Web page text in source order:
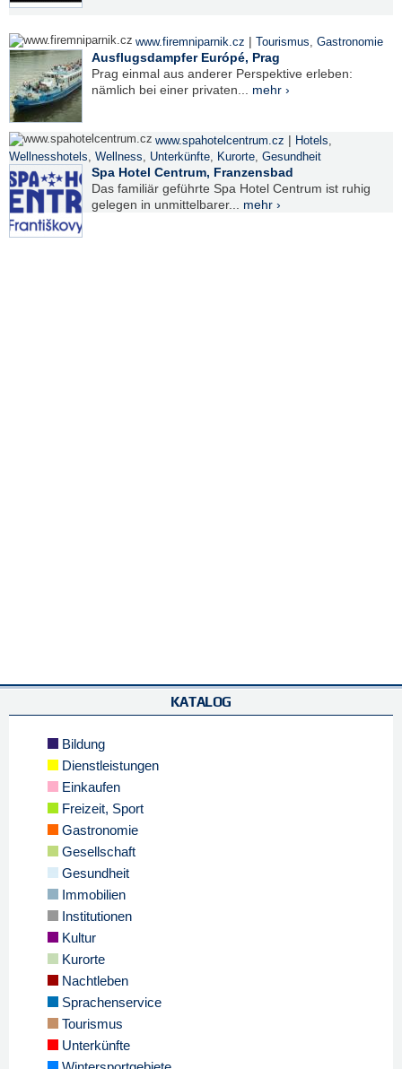
www.firemniparnik.cz | Tourismus, Gastronomie
Ausflugsdampfer Európé, Prag
Prag einmal aus anderer Perspektive erleben:
nämlich bei einer privaten... mehr ›
www.spahotelcentrum.cz | Hotels,
Wellnesshotels, Wellness, Unterkünfte, Kurorte, Gesundheit
Spa Hotel Centrum, Franzensbad
Das familiär geführte Spa Hotel Centrum ist ruhig
gelegen in unmittelbarer... mehr ›
KATALOG
Bildung
Dienstleistungen
Einkaufen
Freizeit, Sport
Gastronomie
Gesellschaft
Gesundheit
Immobilien
Institutionen
Kultur
Kurorte
Nachtleben
Sprachenservice
Tourismus
Unterkünfte